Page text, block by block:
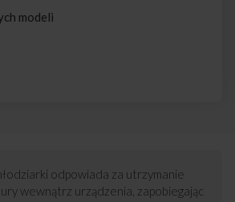
modeli
odpowiada za utrzymanie
wewnątrz urządzenia, zapobiegając